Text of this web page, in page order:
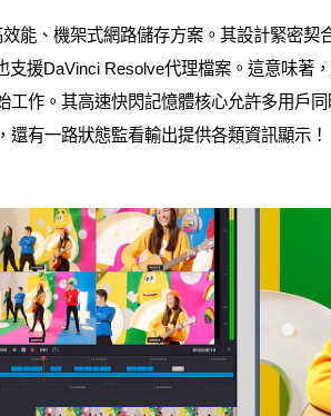
能、機架式網路儲存方案。其設計緊密契
援DaVinci Resolve代理檔案。這意味著
作。其高速快閃記憶體核心允許多用戶
有一路狀態監看輸出提供各類資訊顯示！